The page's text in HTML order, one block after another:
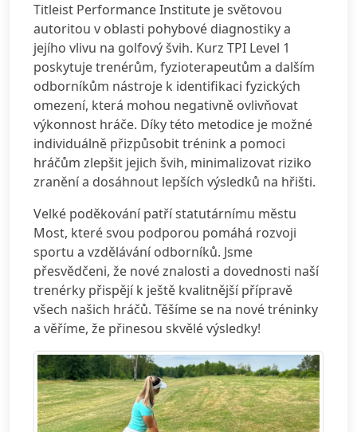
Titleist Performance Institute je světovou
autoritou v oblasti pohybové diagnostiky a
jejího vlivu na golfový švih. Kurz TPI Level 1
poskytuje trenérům, fyzioterapeutům a dalším
odborníkům nástroje k identifikaci fyzických
omezení, která mohou negativně ovlivňovat
výkonnost hráče. Díky této metodice je možné
individuálně přizpůsobit trénink a pomoci
hráčům zlepšit jejich švih, minimalizovat riziko
zranění a dosáhnout lepších výsledků na hřišti.
Velké poděkování patří statutárnímu městu
Most, které svou podporou pomáhá rozvoji
sportu a vzdělávání odborníků. Jsme
přesvědčeni, že nové znalosti a dovednosti naší
trenérky přispějí k ještě kvalitnější přípravě
všech našich hráčů. Těšíme se na nové tréninky
a věříme, že přinesou skvělé výsledky!